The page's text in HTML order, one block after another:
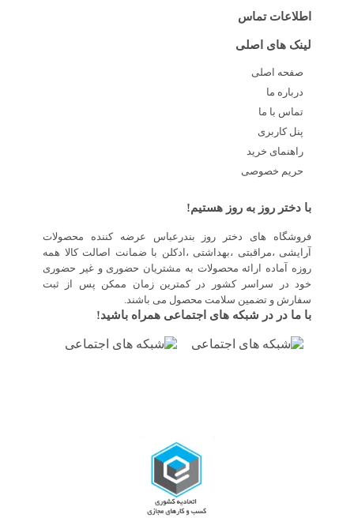
اطلاعات تماس
لینک های اصلی
صفحه اصلی
درباره ما
تماس با ما
پنل کاربری
راهنمای خرید
حریم خصوصی
با دختر روز به روز هستیم!
فروشگاه های دختر روز بندرعباس عرضه کننده محصولات
آرایشی ،مراقبتی ،بهداشتی ،ادکلن با ضمانت اصالت کالا همه
روزه آماده ارائه محصولات به مشتریان حضوری و غیر حضوری
خود در سراسر کشور در کمترین زمان ممکن پس از ثبت
سفارش و تضمین سلامت محصول می باشند.
با ما در در شبکه های اجتماعی همراه باشید!